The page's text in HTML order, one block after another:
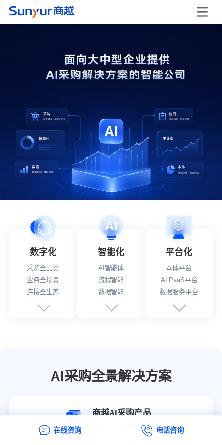
数字化
采购全品类
业务全场景
连接全生态
智能化
AI智能体
流程智能
数据智能
平台化
本体平台
AI PaaS平台
数据服务平台
AI采购全景解决方案
商越AI采购产品
企业采购全链路AI应用
在线咨询 电话咨询